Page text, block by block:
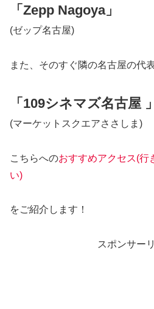
「Zepp Nagoya」
(ゼップ名古屋)
また、そのすぐ隣の名古屋の代
「109シネマズ名古屋 」
(マーケットスクエアささしま)
こちらへのおすすめアクセス(行
い)
をご紹介します！
スポンサー